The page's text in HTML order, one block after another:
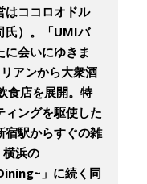
はココロオドル
氏）。「UMIバ
会いにゆきま
アンから大衆酒
食店を展開。特
ィングを駆使した
宿駅からすぐの雑
浜の
」に続く同